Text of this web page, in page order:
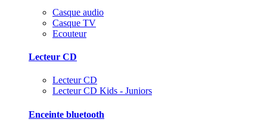
Casque audio
Casque TV
Ecouteur
Lecteur CD
Lecteur CD
Lecteur CD Kids - Juniors
Enceinte bluetooth